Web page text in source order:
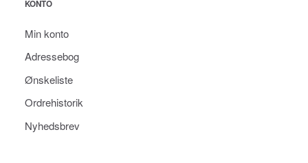
KONTO
Min konto
Adressebog
Ønskeliste
Ordrehistorik
Nyhedsbrev